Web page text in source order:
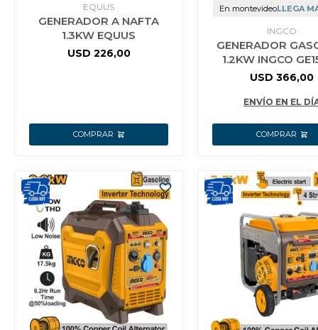
EQUUS
GENERADOR A NAFTA
1.3KW EQUUS
USD 226,00
En montevideoLLEGA
INGCO
GENERADOR
1.2KW INGCO
USD 366,00
ENVÍO EN EL